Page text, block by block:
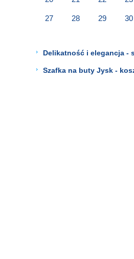
27 28 29 30
Delikatność i elegancja -
Szafka na buty Jysk -